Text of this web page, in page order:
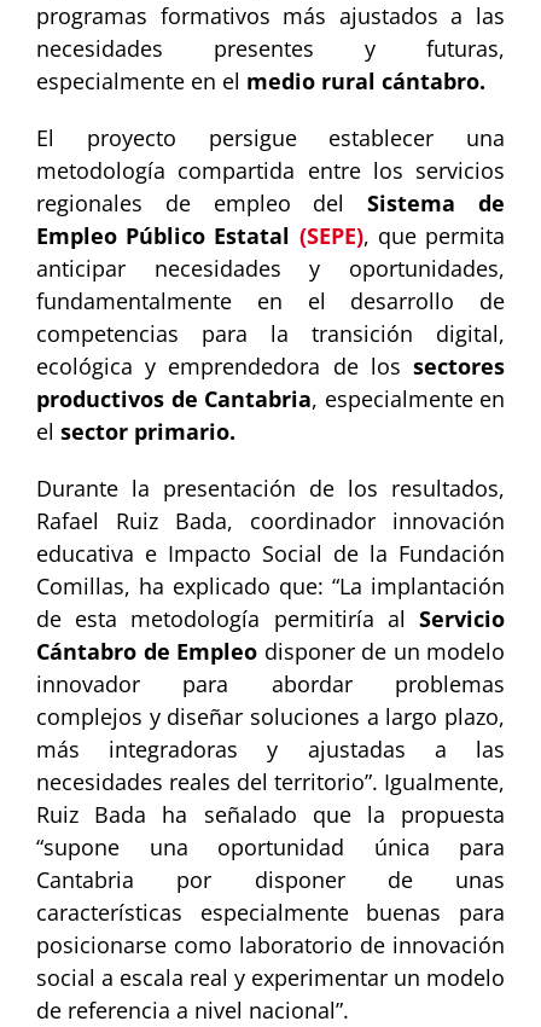
programas formativos más ajustados a las
necesidades presentes y futuras,
especialmente en el medio rural cántabro.
El proyecto persigue establecer una
metodología compartida entre los servicios
regionales de empleo delSistema de
Empleo Público Estatal (SEPE), que permita
anticipar necesidades y oportunidades,
fundamentalmente en el desarrollo de
competencias para la transición digital,
ecológica y emprendedora de los sectores
productivos de Cantabria, especialmente en
el sector primario.
Durante la presentación de los resultados,
Rafael Ruiz Bada, coordinador innovación
educativa e Impacto Social de la Fundación
Comillas, ha explicado que: “La implantación
de esta metodología permitiría al Servicio
Cántabro de Empleo disponer de un modelo
innovador para abordar problemas
complejos y diseñar soluciones a largo plazo,
más integradoras y ajustadas a las
necesidades reales del territorio”. Igualmente,
Ruiz Bada ha señalado que la propuesta
“supone una oportunidad única para
Cantabria por disponer de unas
características especialmente buenas para
posicionarse como laboratorio de innovación
social a escala real y experimentar un modelo
de referencia a nivel nacional”.